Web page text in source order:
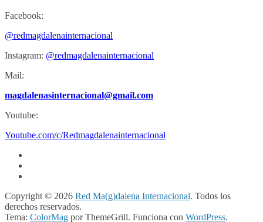
Facebook:
@redmagdalenainternacional
Instagram: @redmagdalenainternacional
Mail:
magdalenasinternacional@gmail.com
Youtube:
Youtube.com/c/Redmagdalenainternacional
Copyright © 2026 Red Ma(g)dalena Internacional. Todos los
derechos reservados.
Tema: ColorMag por ThemeGrill. Funciona con WordPress.